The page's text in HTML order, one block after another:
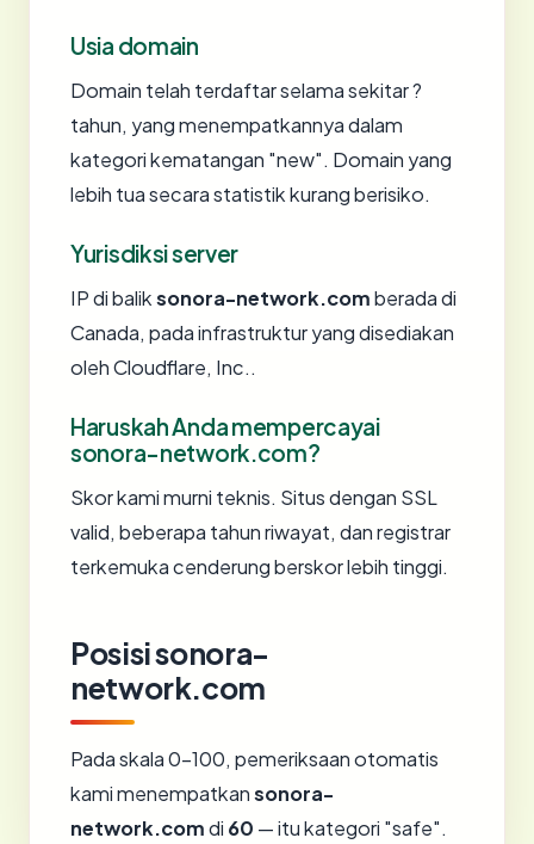
Usia domain
Domain telah terdaftar selama sekitar ?
tahun, yang menempatkannya dalam
kategori kematangan "new". Domain yang
lebih tua secara statistik kurang berisiko.
Yurisdiksi server
IP di baliksonora-network.comberada di
Canada, pada infrastruktur yang disediakan
oleh Cloudflare, Inc..
Haruskah Anda mempercayai
sonora-network.com?
Skor kami murni teknis. Situs dengan SSL
valid, beberapa tahun riwayat, dan registrar
terkemuka cenderung berskor lebih tinggi.
Posisi sonora-
network.com
Pada skala 0-100, pemeriksaan otomatis
kami menempatkansonora-
network.comdi 60 — itu kategori "safe".